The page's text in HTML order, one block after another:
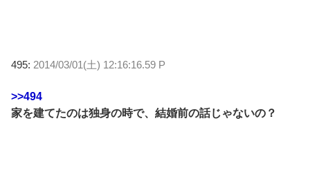
495: 2014/03/01(土) 12:16:16.59 P
>>494
家を建てたのは独身の時で、結婚前の話じゃないの？